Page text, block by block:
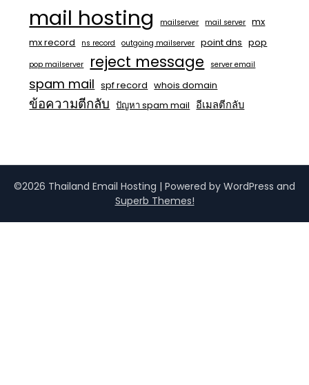
mail hosting mailserver mail server
mx
mx record
ns record outgoing mailserver point dns pop
pop mailserver reject message server email
spam mail spf record whois domain
ข้อความตีกลับ ปัญหา spam mail อีเมลตีกลับ
©2026 Thailand Email Hosting | Powered by WordPress and
Superb Themes!